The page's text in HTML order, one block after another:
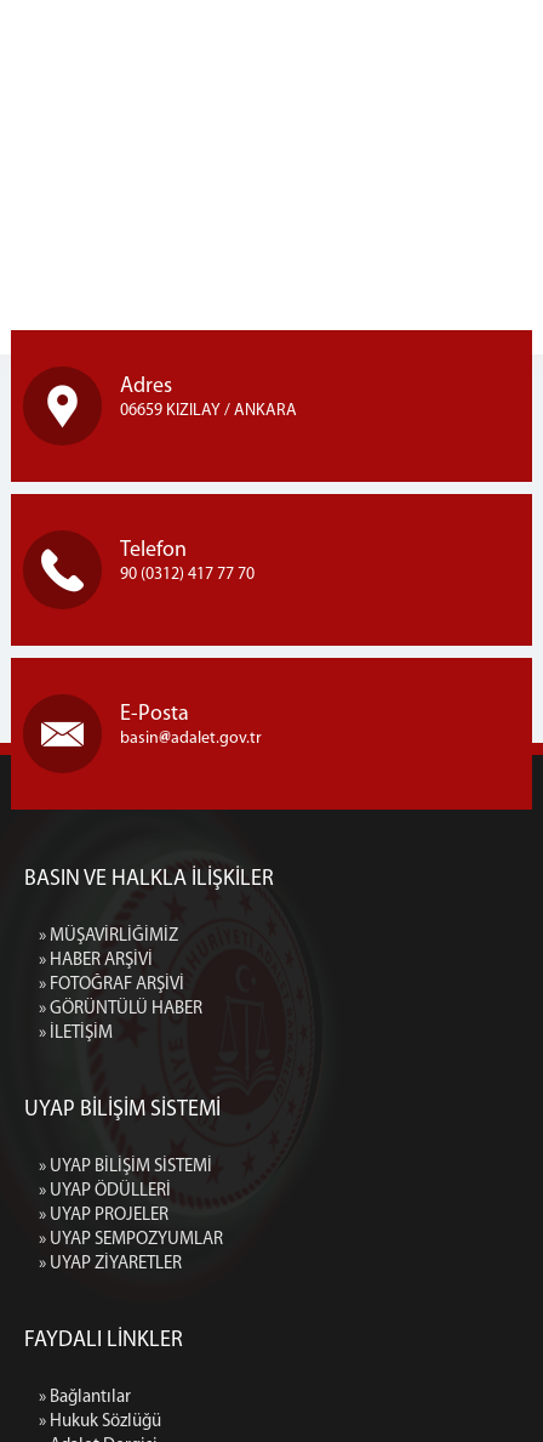
Adres
06659 KIZILAY / ANKARA
Telefon
90 (0312) 417 77 70
E-Posta
basin adalet.gov.tr
BASIN VE HALKLA İLİŞKİLER
» MÜŞAVİRLİĞİMİZ
» HABER ARŞİVİ
» FOTOĞRAF ARŞİVİ
» GÖRÜNTÜLÜ HABER
» İLETİŞİM
UYAP BİLİŞİM SİSTEMİ
» UYAP BİLİŞİM SİSTEMİ
» UYAP ÖDÜLLERİ
» UYAP PROJELER
» UYAP SEMPOZYUMLAR
» UYAP ZİYARETLER
FAYDALI LİNKLER
» Bağlantılar
» Hukuk Sözlüğü